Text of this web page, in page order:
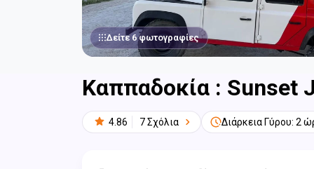
Δείτε 6 φωτογραφίες
Καππαδοκία : Sunset
4.86 7 Σχόλια Διάρκεια Γύρου: 2